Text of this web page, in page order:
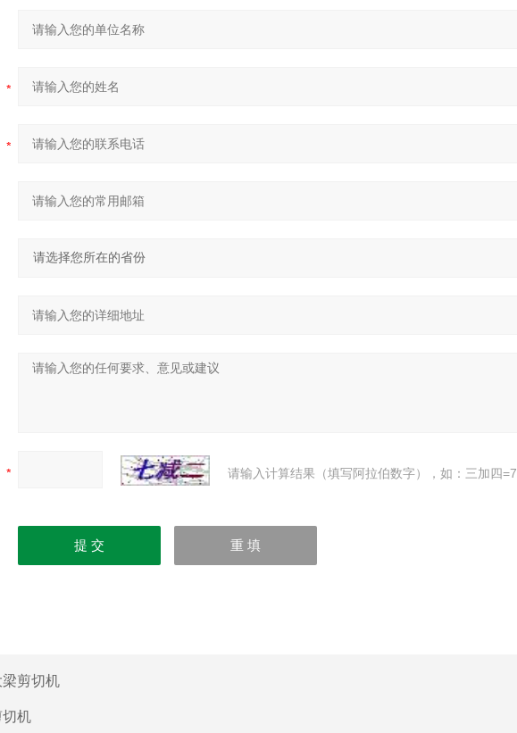
请输入计算结果（填写阿拉伯数字），如：三加四=7
剪切机
机